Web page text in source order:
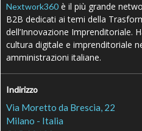
Nextwork360 è il più grande
B2B dedicati ai temi della
dell’Innovazione Imprenditoriale.
cultura digitale e imprenditoriale
amministrazioni italiane.
Indirizzo
Via Moretto da Brescia, 22
Milano - Italia